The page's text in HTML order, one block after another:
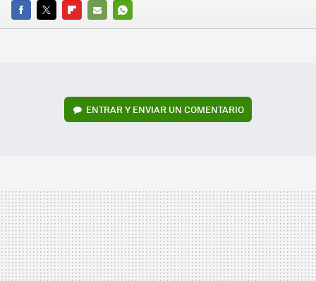
FACEBOOK
TWITTERFLIPBOARD
E-
WHATSAPP
ENTRAR Y ENVIAR UN COMENTARIO